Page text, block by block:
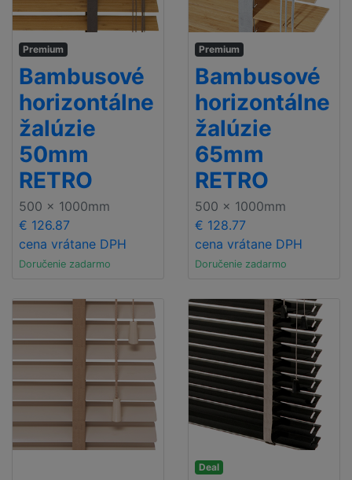
Premium
Bambusové
horizontálne
žalúzie
50mm
RETRO
500 x 1000mm
€ 126.87
cena vrátane DPH
Doručenie zadarmo
Premium
Bambusové
horizontálne
žalúzie
65mm
RETRO
500 x 1000mm
€ 128.77
cena vrátane DPH
Doručenie zadarmo
Deal